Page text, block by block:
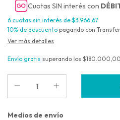
Cuotas SIN interés con
6 cuotas sin interés de $3.966,67
10% de descuento pagando con
Ver más detalles
Envío gratis superando los $180.000,00
Entregas para el CP:
Medios de envío